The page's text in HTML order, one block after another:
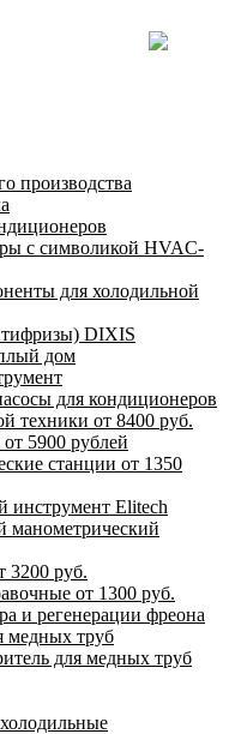
производства
с символикой HVAC-
для холодильной
DIXIS
дом
для кондиционеров
техники от 8400 руб.
5900 рублей
станции от 1350
инструмент Elitech
манометрический
3200 руб.
от 1300 руб.
и регенерации фреона
медных труб
для медных труб